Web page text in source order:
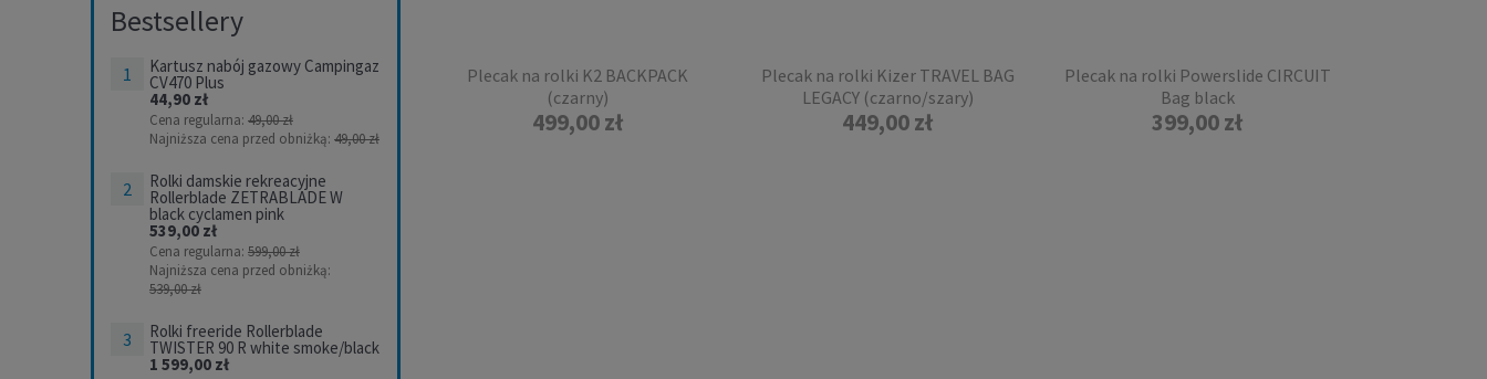
Bestsellery
Kartusz nabój gazowy Campingaz
CV470 Plus
44,90 zł
Cena regularna: 49,00 zł
Najniższa cena przed obniżką: 49,00 zł
Rolki damskie rekreacyjne
Rollerblade ZETRABLADE W
black cyclamen pink
539,00 zł
Cena regularna: 599,00 zł
Najniższa cena przed obniżką:
539,00 zł
Rolki freeride Rollerblade
TWISTER 90 R white smoke/black
1 599,00 zł
Plecak na rolki K2 BACKPACK
(czarny)
499,00 zł
Plecak na rolki Kizer TRAVEL BAG
LEGACY (czarno/szary)
449,00 zł
Plecak na rolki Powerslide CIRCUIT
Bag black
399,00 zł